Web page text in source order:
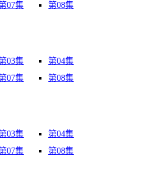
07集
第08集
03集
第04集
07集
第08集
03集
第04集
07集
第08集